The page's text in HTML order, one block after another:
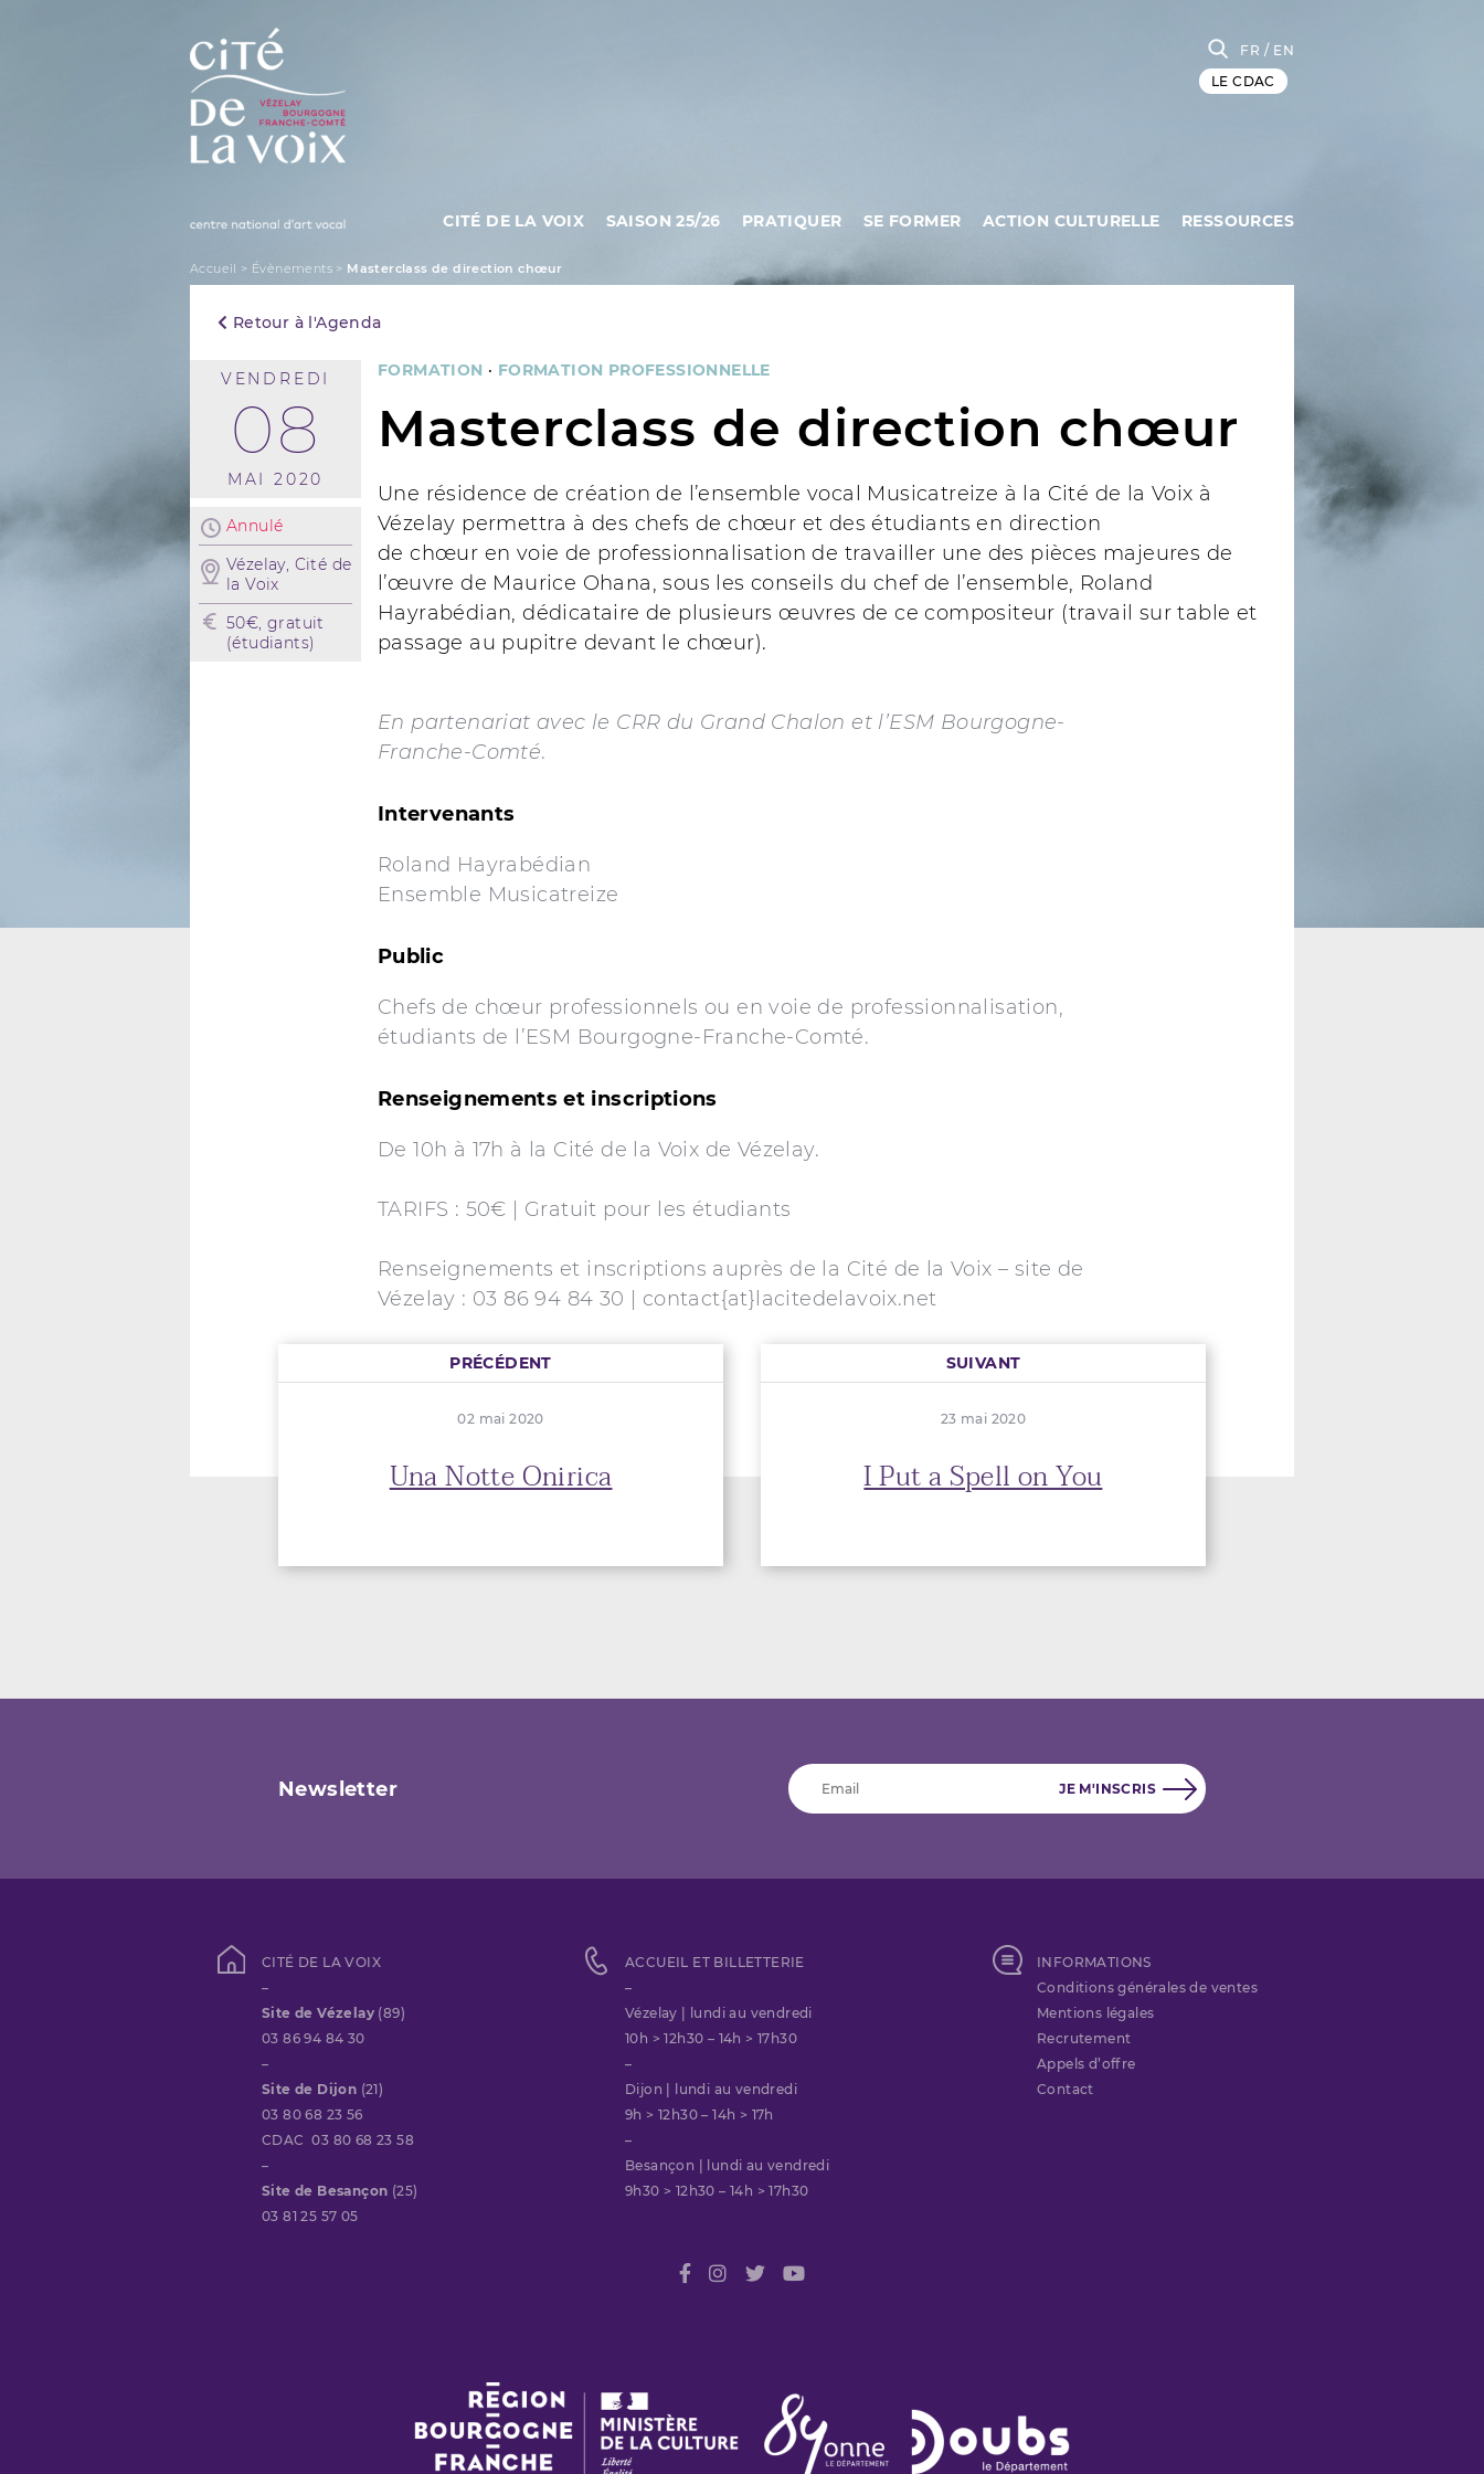
La Cité de la Voix
FR / EN
LE CDAC
CITÉ DE LA VOIX SAISON 25/26 PRATIQUER SE FORMER ACTION CULTURELLE RESSOURCES
Accueil > Évènements > Masterclass de direction chœur
Retour à l'Agenda
VENDREDI
08
MAI 2020
Annulé
Vézelay, Cité de
la Voix
50€, gratuit
(étudiants)
FORMATION · FORMATION PROFESSIONNELLE
Masterclass de direction chœur
Une résidence de création de l’ensemble vocal Musicatreize à la Cité de la Voix à
Vézelay permettra à des chefs de chœur et des étudiants en direction
de chœur en voie de professionnalisation de travailler une des pièces majeures de
l’œuvre de Maurice Ohana, sous les conseils du chef de l’ensemble, Roland
Hayrabédian, dédicataire de plusieurs œuvres de ce compositeur (travail sur table et
passage au pupitre devant le chœur).
En partenariat avec le CRR du Grand Chalon et l’ESM Bourgogne-
Franche-Comté.
Intervenants
Roland Hayrabédian
Ensemble Musicatreize
Public
Chefs de chœur professionnels ou en voie de professionnalisation,
étudiants de l’ESM Bourgogne-Franche-Comté.
Renseignements et inscriptions
De 10h à 17h à la Cité de la Voix de Vézelay.
TARIFS : 50€ | Gratuit pour les étudiants
Renseignements et inscriptions auprès de la Cité de la Voix – site de
Vézelay : 03 86 94 84 30 | contact{at}lacitedelavoix.net
PRÉCÉDENT
02 mai 2020
Una Notte Onirica
SUIVANT
23 mai 2020
I Put a Spell on You
Newsletter
CITÉ DE LA VOIX
–
Site de Vézelay (89)
03 86 94 84 30
–
Site de Dijon (21)
03 80 68 23 56
CDAC 03 80 68 23 58
–
Site de Besançon (25)
03 81 25 57 05
ACCUEIL ET BILLETTERIE
–
Vézelay | lundi au vendredi
10h > 12h30 – 14h > 17h30
–
Dijon | lundi au vendredi
9h > 12h30 – 14h > 17h
–
Besançon | lundi au vendredi
9h30 > 12h30 – 14h > 17h30
INFORMATIONS
Conditions générales de ventes
Mentions légales
Recrutement
Appels d’offre
Contact